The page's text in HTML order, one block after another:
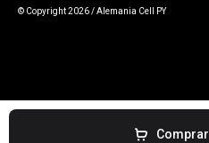
Comprar
© Copyright 2026 / Alemania Cell PY